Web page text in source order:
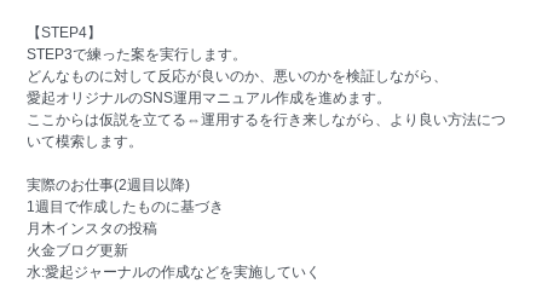
【STEP4】
STEP3で練った案を実行します。
どんなものに対して反応が良いのか、悪いのかを検証しながら、
愛起オリジナルのSNS運用マニュアル作成を進めます。
ここからは仮説を立てる⇔運用するを行き来しながら、より良い方法につ
いて模索します。
実際のお仕事(2週目以降)
1週目で作成したものに基づき
月木インスタの投稿
火金ブログ更新
水:愛起ジャーナルの作成などを実施していく